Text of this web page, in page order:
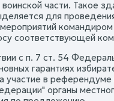
части. Такое
для
командиром
соответствующей
с п. 7 ст. 54
гарантиях
участие в
органы